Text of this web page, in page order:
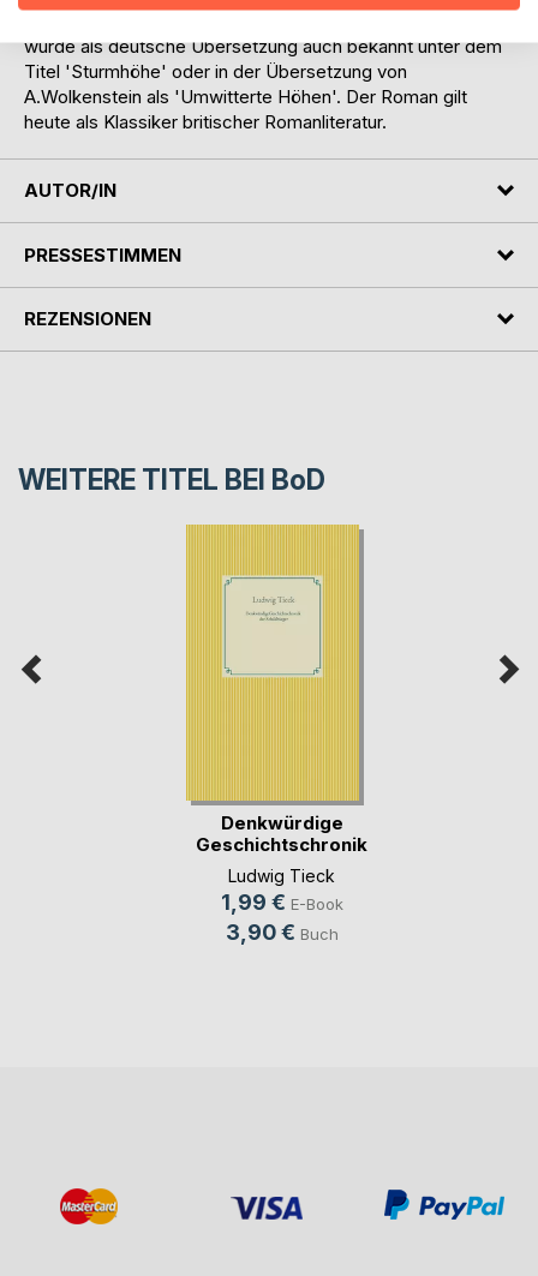
wurde als deutsche Übersetzung auch bekannt unter dem
Titel 'Sturmhöhe' oder in der Übersetzung von
A.Wolkenstein als 'Umwitterte Höhen'. Der Roman gilt
heute als Klassiker britischer Romanliteratur.
AUTOR/IN
PRESSESTIMMEN
REZENSIONEN
WEITERE TITEL BEI BoD
Denkwürdige
Geschichtschronik
der (...)
Ludwig Tieck
1,99 € E-Book
3,90 € Buch